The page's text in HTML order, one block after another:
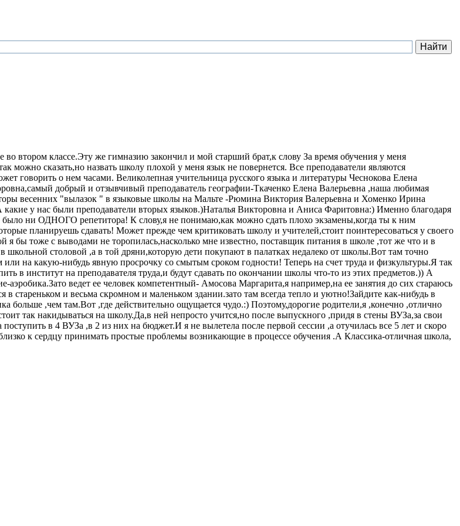
втором классе.Эту же гимназию закончил и мой старший брат,к слову За время обучения у меня
можно сказать,но назвать школу плохой у меня язык не повернется. Все преподаватели являются
говорить о нем часами. Великолепная учительница русского языка и литературы Чеснокова Елена
добрый и отзывчивый преподаватель географии-Ткаченко Елена Валерьевна ,наша любимая
весенних "вылазок " в языковые школы на Мальте -Рюмина Виктория Валерьевна и Хоменко Ирина
у нас были преподаватели вторых языков.)Наталья Викторовна и Аниса Фаритовна:) Именно благодаря
ни ОДНОГО репетитора! К слову,я не понимаю,как можно сдать плохо экзамены,когда ты к ним
планируешь сдавать! Может прежде чем критиковать школу и учителей,стоит поинтересоваться у своего
я бы тоже с выводами не торопилась,насколько мне известно, поставщик питания в школе ,тот же что и в
столовой ,а в той дряни,которую дети покупают в палатках недалеко от школы.Вот там точно
на какую-нибудь явную просрочку со смытым сроком годности! Теперь на счет труда и физкультуры.Я так
в институт на преподавателя труда,и будут сдавать по окончании школы что-то из этих предметов.)) А
аэробика.Зато ведет ее человек компетентный- Амосова Маргарита,я например,на ее занятия до сих стараюсь
стареньком и весьма скромном и маленьком здании.зато там всегда тепло и уютно!Зайдите как-нибудь в
,чем там.Вот ,где действительно ощущается чудо.:) Поэтому,дорогие родители,я ,конечно ,отлично
так накидываться на школу.Да,в ней непросто учится,но после выпускного ,придя в стены ВУЗа,за свои
в 4 ВУЗа ,в 2 из них на бюджет.И я не вылетела после первой сессии ,а отучилась все 5 лет и скоро
к сердцу принимать простые проблемы возникающие в процессе обучения .А Классика-отличная школа,